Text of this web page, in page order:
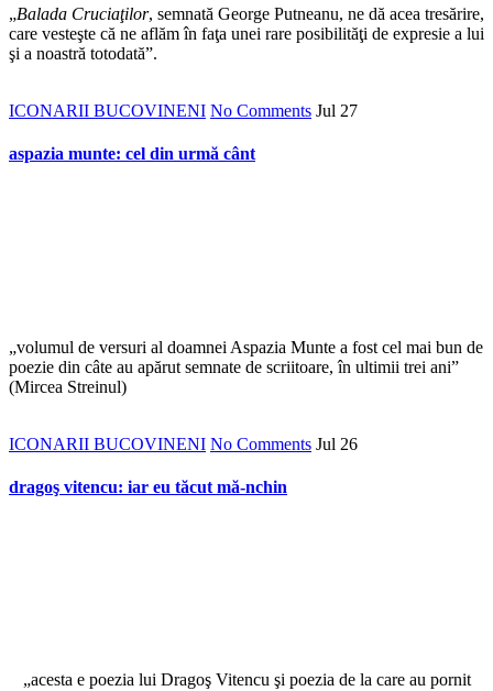
„Balada Cruciaţilor, semnată George Putneanu, ne dă acea tresărire,
care vesteşte că ne aflăm în faţa unei rare posibili­tăţi de expresie a lui
şi a noastră tot­odată”.
ICONARII BUCOVINENI No Comments Jul 27
aspazia munte: cel din urmă cânt
„volumul de versuri al doamnei Aspazia Munte a fost cel mai bun de
poezie din câte au apărut semnate de scriitoare, în ultimii trei ani”
(Mircea Streinul)
ICONARII BUCOVINENI No Comments Jul 26
dragoş vitencu: iar eu tăcut mă-nchin
„acesta e poezia lui Dragoş Vitencu şi poe­zia de la care au pornit